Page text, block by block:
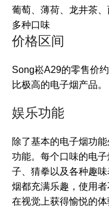
葡萄、薄荷、龙井茶
多种口味
价格区间
Song崧A29的零售价
比极高的电子烟产品。
娱乐功能
除了基本的电子烟功
功能。每个口味的电
子、猜拳以及各种趣
烟都充满乐趣，使用
在视觉上获得愉悦的体